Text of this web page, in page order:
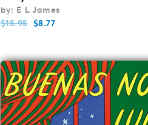
by: E L James
$15.95 $8.77